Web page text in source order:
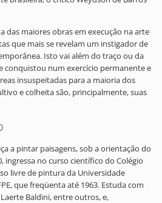
das maiores obras em execução na arte
que mais se revelam um instigador de
Isto vai além do traço ou da
conquistou num exercício permanente e
insuspeitadas para a maioria dos
e colheita são, principalmente, suas
a pintar paisagens, sob a orientação do
ingressa no curso científico do Colégio
livre de pintura da Universidade
que freqüenta até 1963. Estuda com
Baldini, entre outros, e,